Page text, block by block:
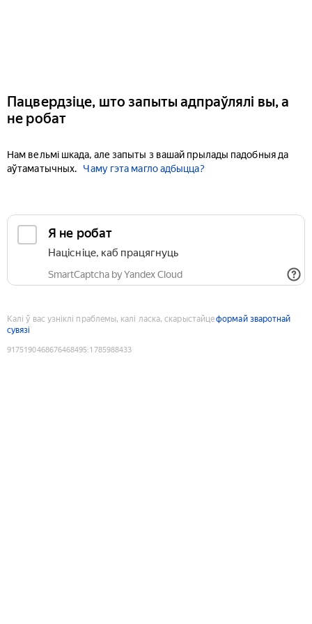
Пацвердзіце, што запыты адпраўлялі вы, а
не робат
Нам вельмі шкада, але запыты з вашай прылады падобныя да
аўтаматычных.
Чаму гэта магло адбыцца?
Я не робат
Націсніце, каб працягнуць
SmartCaptcha by Yandex Cloud
Калі ў вас узніклі праблемы, калі ласка, скарыстайцеформай зваротнай
сувязі
9175190468676468495:1785988433